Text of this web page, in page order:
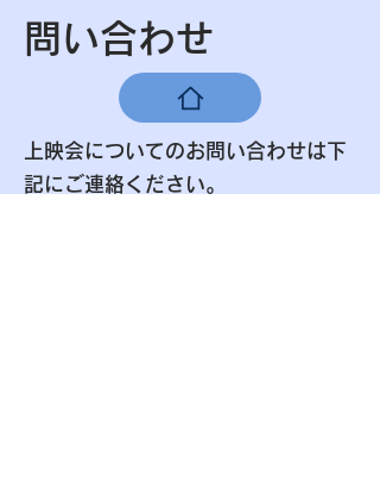
​問い合わせ
上映会についてのお問い合わせは下
記にご連絡ください。